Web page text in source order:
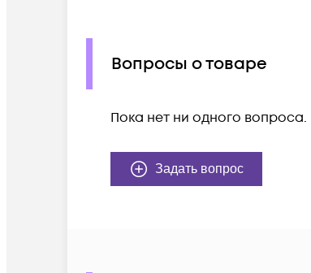
Вопросы о товаре
Пока нет ни одного вопроса.
Задать вопрос